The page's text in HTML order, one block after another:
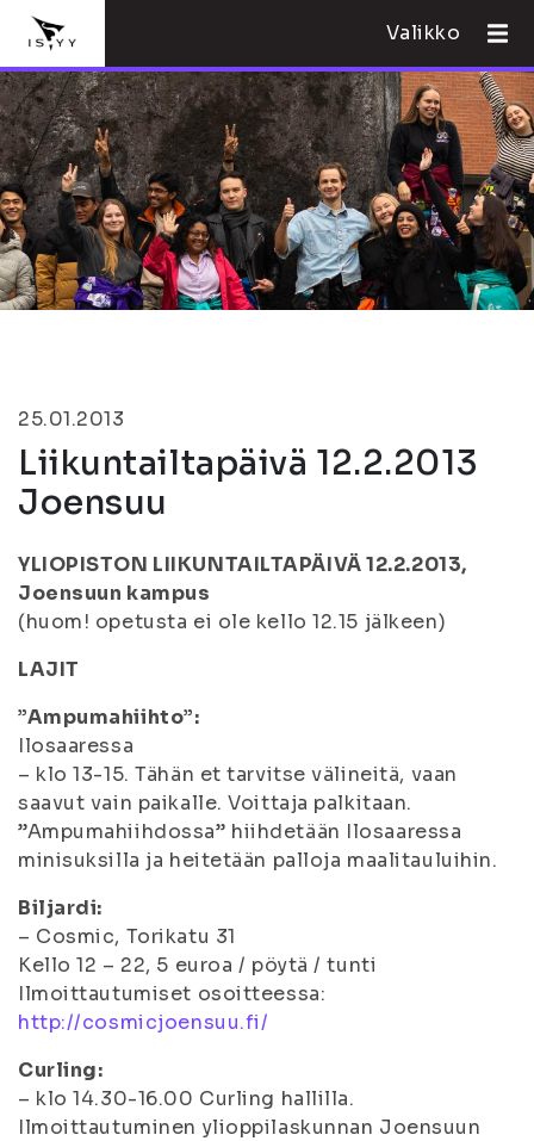
Valikko
25.01.2013
Liikuntailtapäivä 12.2.2013
Joensuu
YLIOPISTON LIIKUNTAILTAPÄIVÄ 12.2.2013,
Joensuun kampus
(huom! opetusta ei ole kello 12.15 jälkeen)
LAJIT
”Ampumahiihto”:
Ilosaaressa
– klo 13-15. Tähän et tarvitse välineitä, vaan
saavut vain paikalle. Voittaja palkitaan.
”Ampumahiihdossa” hiihdetään Ilosaaressa
minisuksilla ja heitetään palloja maalitauluihin.
Biljardi:
– Cosmic, Torikatu 31
Kello 12 – 22, 5 euroa / pöytä / tunti
Ilmoittautumiset osoitteessa:
http://cosmicjoensuu.fi/
Curling:
– klo 14.30-16.00 Curling hallilla.
Ilmoittautuminen ylioppilaskunnan Joensuun